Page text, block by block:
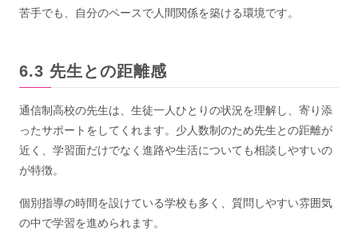
苦手でも、自分のペースで人間関係を築ける環境です。
先生との距離感
通信制高校の先生は、生徒一人ひとりの状況を理解し、寄り添
ったサポートをしてくれます。少人数制のため先生との距離が
近く、学習面だけでなく進路や生活についても相談しやすいの
が特徴。
個別指導の時間を設けている学校も多く、質問しやすい雰囲気
の中で学習を進められます。